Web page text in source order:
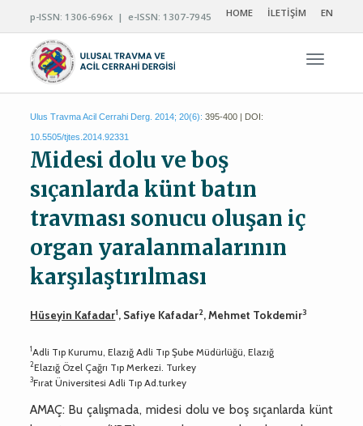
p-ISSN: 1306-696x | e-ISSN: 1307-7945 HOME İLETİŞİM EN
Ulus Travma Acil Cerrahi Derg. 2014; 20(6): 395-400 | DOI:
10.5505/tjtes.2014.92331
Midesi dolu ve boş
sıçanlarda künt batın
travması sonucu oluşan iç
organ yaralanmalarının
karşılaştırılması
Hüseyin Kafadar1, Safiye Kafadar2, Mehmet Tokdemir3
1Adli Tıp Kurumu, Elazığ Adli Tıp Şube Müdürlüğü, Elazığ
2Elazığ Özel Çağrı Tıp Merkezi. Turkey
3Fırat Üniversitesi Adli Tıp Ad.turkey
AMAÇ: Bu çalışmada, midesi dolu ve boş sıçanlarda künt